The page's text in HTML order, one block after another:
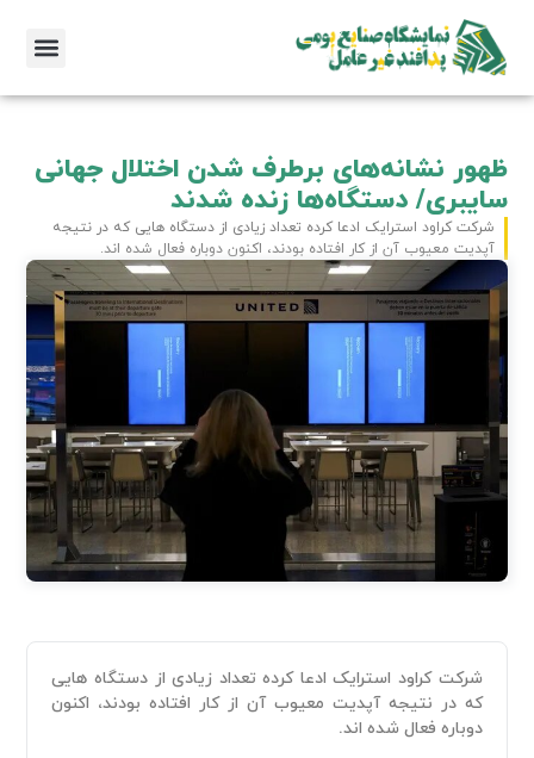
ظهور نشانه‌های برطرف شدن اختلال جهانی
سایبری/ دستگاه‌ها زنده شدند
شرکت کراود استرایک ادعا کرده تعداد زیادی از دستگاه هایی که در نتیجه
آپدیت معیوب آن از کار افتاده بودند، اکنون دوباره فعال شده اند.
شرکت کراود استرایک ادعا کرده تعداد زیادی از دستگاه هایی
که در نتیجه آپدیت معیوب آن از کار افتاده بودند، اکنون
دوباره فعال شده اند.